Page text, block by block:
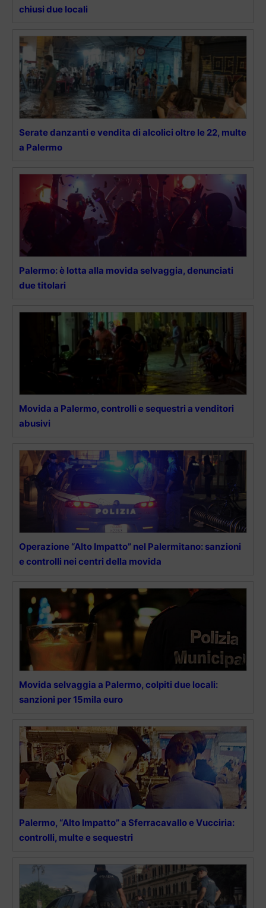
chiusi due locali
Serate danzanti e vendita di alcolici oltre le 22, multe
a Palermo
Palermo: è lotta alla movida selvaggia, denunciati
due titolari
Movida a Palermo, controlli e sequestri a venditori
abusivi
Operazione “Alto Impatto” nel Palermitano: sanzioni
e controlli nei centri della movida
Movida selvaggia a Palermo, colpiti due locali:
sanzioni per 15mila euro
Palermo, “Alto Impatto” a Sferracavallo e Vucciria:
controlli, multe e sequestri